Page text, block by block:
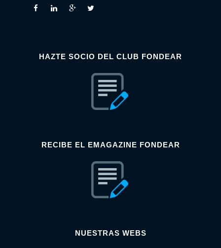
HAZTE SOCIO DEL CLUB FONDEAR
RECIBE EL EMAGAZINE FONDEAR
NUESTRAS WEBS